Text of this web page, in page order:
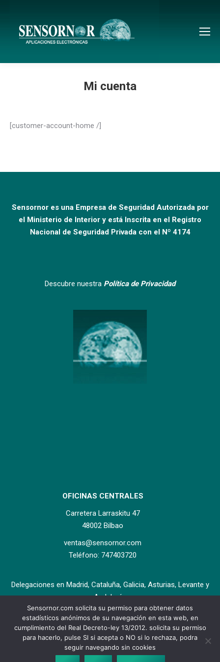
Mi cuenta
[customer-account-home /]
Sensornor es una Empresa de Seguridad Autorizada por
el Ministerio de Interior y está Inscrita en el Registro
Nacional de Seguridad Privada con el Nº 4174
Descubre nuestra Política de Privacidad
OFICINAS CENTRALES
Carretera Larraskitu 47
48002 Bilbao
ventas@sensornor.com
Teléfono: 747403720
Delegaciones en Madrid, Cataluña, Galicia, Asturias, Levante y
Andalucía.
Sensornor.com solicita su permiso para obtener datos
estadísticos anónimos de su navegación en esta web, en
cumplimiento del Real Decreto-ley 13/2012. solicita su permiso
para hacerlo, pulse SI si acepta o NO si lo rechaza, podra
seguir navegando sin cookies